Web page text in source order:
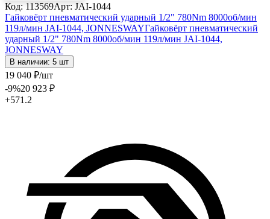
Код: 113569Арт: JAI-1044
Гайковёрт пневматический ударный 1/2" 780Nm 8000об/мин
119л/мин JAI-1044, JONNESWAYГайковёрт пневматический
ударный 1/2" 780Nm 8000об/мин 119л/мин JAI-1044,
JONNESWAY
В наличии: 5 шт
19 040 ₽/шт
-9%20 923 ₽
+571.2